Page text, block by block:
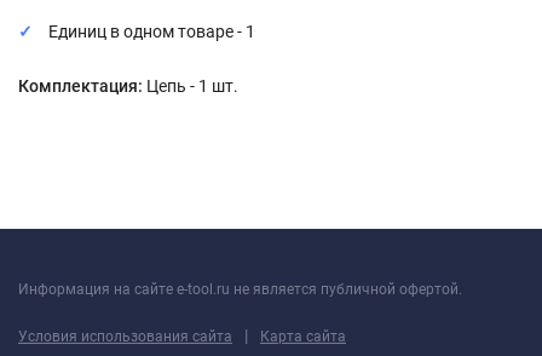
Единиц в одном товаре - 1
Комплектация: Цепь - 1 шт.
Информация на сайте e-tool.ru не является публичной офертой.
Условия использования сайта | Карта сайта